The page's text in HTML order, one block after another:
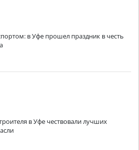
в Уфе прошел праздник в честь
в Уфе чествовали лучших